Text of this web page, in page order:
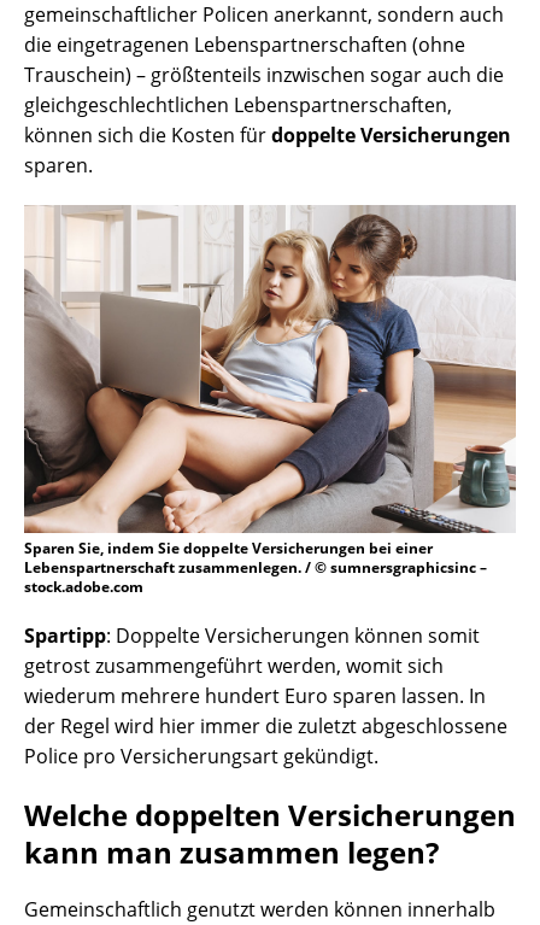
gemeinschaftlicher Policen anerkannt, sondern auch
die eingetragenen Lebenspartnerschaften (ohne
Trauschein) – größtenteils inzwischen sogar auch die
gleichgeschlechtlichen Lebenspartnerschaften,
können sich die Kosten fürdoppelte Versicherungen
sparen.
Sparen Sie, indem Sie doppelte Versicherungen bei einer
Lebenspartnerschaft zusammenlegen. / © sumnersgraphicsinc –
stock.adobe.com
Spartipp: Doppelte Versicherungen können somit
getrost zusammengeführt werden, womit sich
wiederum mehrere hundert Euro sparen lassen. In
der Regel wird hier immer die zuletzt abgeschlossene
Police pro Versicherungsart gekündigt.
Welche doppelten Versicherungen
kann man zusammen legen?
Gemeinschaftlich genutzt werden können innerhalb